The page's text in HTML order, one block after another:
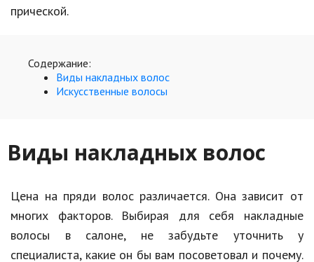
Недвижимость
Психология и отношения
Творчество и рукоделие
Работа и бизнес
Еда и напитки
Праздники и подарки
прической.
Содержание:
Виды накладных волос
Искусственные волосы
Виды накладных волос
Цена на пряди волос различается. Она зависит от
многих факторов. Выбирая для себя накладные
волосы в салоне, не забудьте уточнить у
специалиста, какие он бы вам посоветовал и почему.